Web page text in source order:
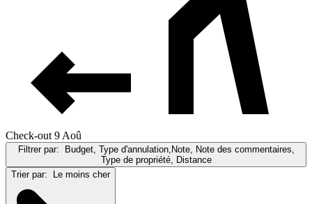
Check-out 9 Aoû
Filtrer par: Budget, Type d'annulation,Note, Note des commentaires,
Type de propriété, Distance
Trier par: Le moins cher